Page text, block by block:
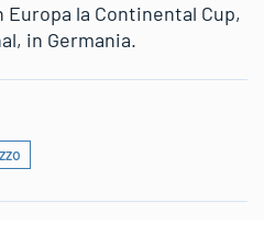
la Continental Cup,
in Germania.